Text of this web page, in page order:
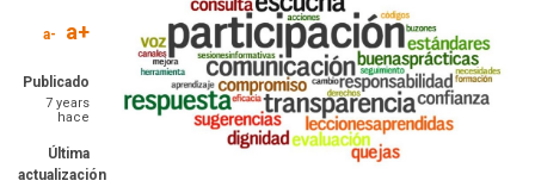
a- a+
Publicado
7 years
hace
Última
actualización